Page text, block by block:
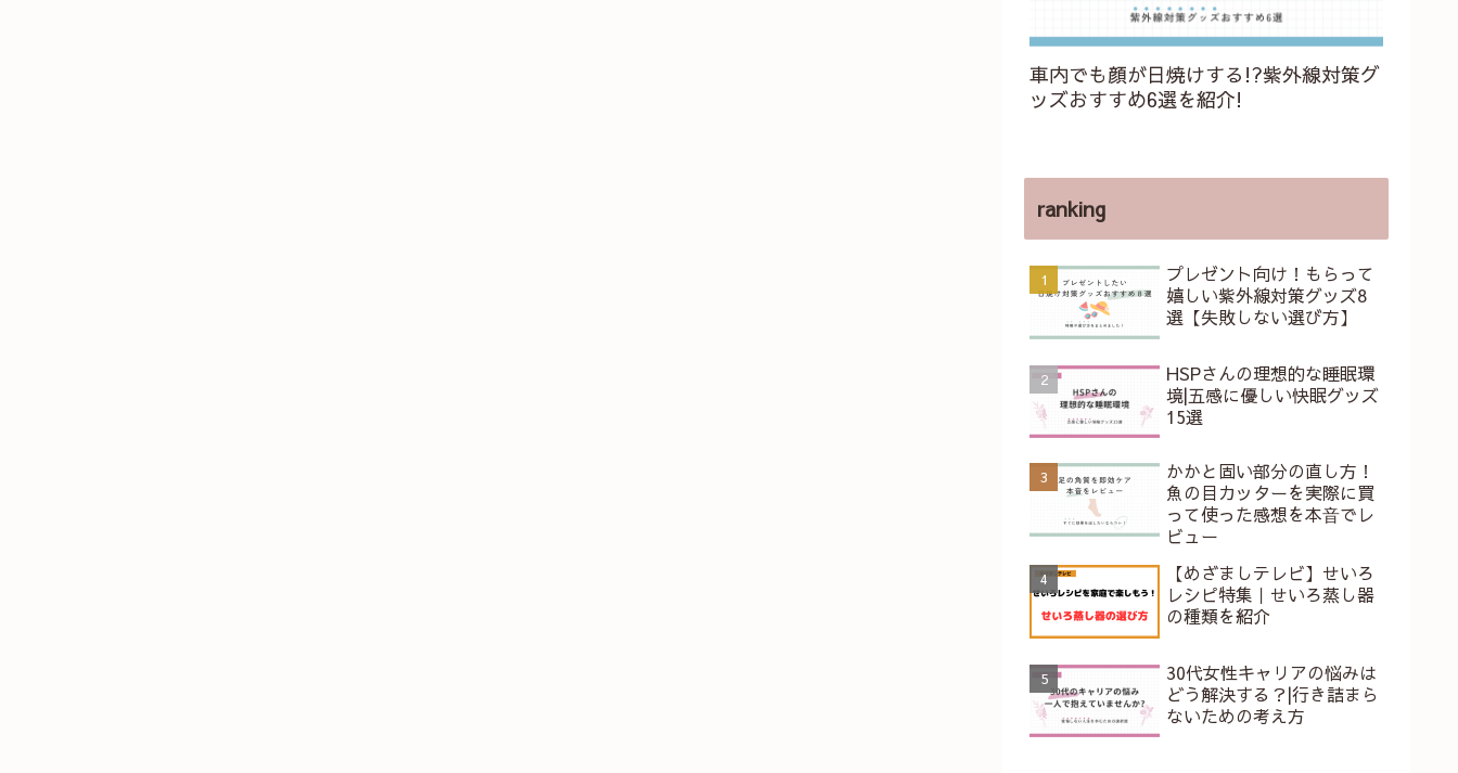
車内でも顔が日焼けする!?紫外線対策グ
ッズおすすめ6選を紹介!
ranking
プレゼント向け！もらって
嬉しい紫外線対策グッズ8
選【失敗しない選び方】
HSPさんの理想的な睡眠環
境|五感に優しい快眠グッズ
15選
かかと固い部分の直し方！
魚の目カッターを実際に買
って使った感想を本⾳でレ
ビュー
【めざましテレビ】せいろ
レシピ特集｜せいろ蒸し器
の種類を紹介
30代女性キャリアの悩みは
どう解決する？|行き詰まら
ないための考え方